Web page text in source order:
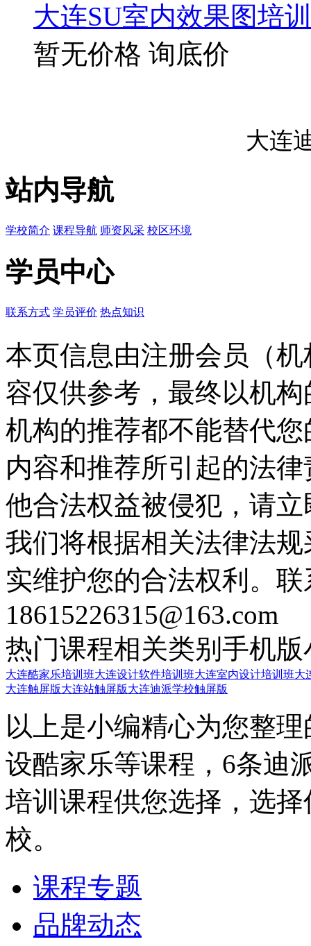
大连SU室内效果图培训
暂无价格 询底价
大连
站内导航
学校简介 课程导航 师资风采 校区环境
学员中心
联系方式 学员评价 热点知识
本页信息由注册会员（
容仅供参考，最终以机
机构的推荐都不能替代
内容和推荐所引起的法
他合法权益被侵犯，请
我们将根据相关法律法
实维护您的合法权利。
18615226315@163.com
热门课程相关类别 手机版
大连酷家乐培训班大连设计软件培训班大连室内设计培训班大
大连触屏版大连站触屏版大连迪派学校触屏版
以上是小编精心为您整
设酷家乐等课程，6条迪
培训课程供您选择，选
校。
课程专题
品牌动态